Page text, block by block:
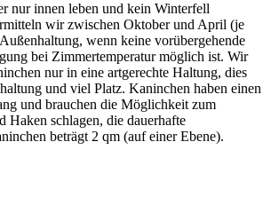
nur innen leben und kein Winterfell
wir zwischen Oktober und April (je
wenn keine vorübergehende
bei Zimmertemperatur möglich ist. Wir
nur in eine artgerechte Haltung, dies
und viel Platz. Kaninchen haben einen
und brauchen die Möglichkeit zum
Haken schlagen, die dauerhafte
beträgt 2 qm (auf einer Ebene).